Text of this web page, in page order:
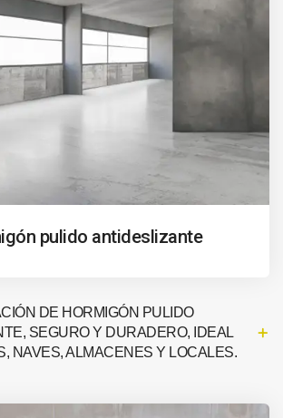
pulido antideslizante
DE HORMIGÓN PULIDO
SEGURO Y DURADERO, IDEAL
NAVES, ALMACENES Y LOCALES.